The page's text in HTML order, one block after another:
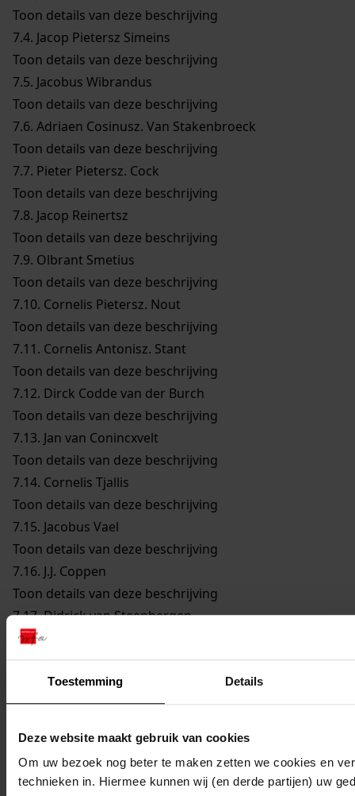
Toestemming Details
Deze website maakt gebruik van cookies
Om uw bezoek nog beter te maken zetten we cookies en
technieken in. Hiermee kunnen wij (en derde partijen) uw
Toon details van deze beschrijving
7.4. Jacop Pietersz Simeins
Toon details van deze beschrijving
7.5. Jacobus Wibrandus
Toon details van deze beschrijving
7.6. Adriaen Cosinusz. Van Stakenbroeck
Toon details van deze beschrijving
7.7. Pieter Pietersz. Cock
Toon details van deze beschrijving
7.8. Jacop Reinertsz
Toon details van deze beschrijving
7.9. Olbrant Smetius
Toon details van deze beschrijving
7.10. Cornelis Pietersz. Nout
Toon details van deze beschrijving
7.11. Cornelis Antonisz. Stant
Toon details van deze beschrijving
7.12. Dirck Codde van der Burch
Toon details van deze beschrijving
7.13. Jan van Conincxvelt
Toon details van deze beschrijving
7.14. Cornelis Tjallis
Toon details van deze beschrijving
7.15. Jacobus Vael
Toon details van deze beschrijving
7.16. J.J. Coppen
Toon details van deze beschrijving
7.17.Didrick van Steenbergen
Toon details van deze beschrijving
7.18.Reijer Claesz. Sampson
Toon details van deze beschrijving
7.19.Remmet Jansz. Keijser
Joannes Cleyers
Toon details van deze beschrijving